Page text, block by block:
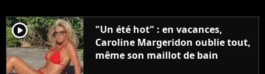
player2
"Un été hot" : en vacances,
Caroline Margeridon oublie tout,
même son maillot de bain